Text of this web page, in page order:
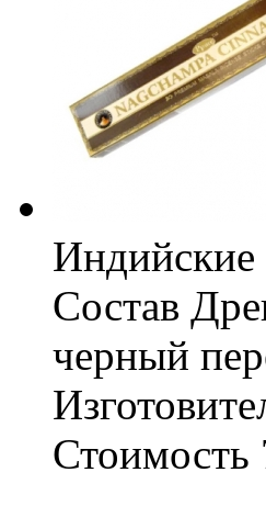
Индийские
Состав
черный
Стоимость